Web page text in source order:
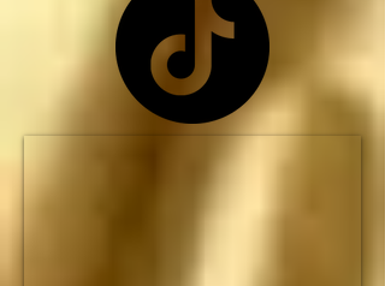
que Estados Unidos
siga siendo la primera
potencia mundial... y el
ESTADOUNIDENSE
no durará ni una